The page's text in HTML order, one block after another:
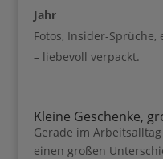
Jahr
Fotos, Insider-Sprüche,
– liebevoll verpackt.
Kleine Geschenke,
Gerade im
einen großen